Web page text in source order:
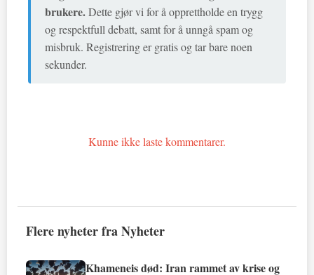
brukere.Dette gjør vi for å opprettholde en trygg
og respektfull debatt, samt for å unngå spam og
misbruk. Registrering er gratis og tar bare noen
sekunder.
Kunne ikke laste kommentarer.
Flere nyheter fra Nyheter
Khameneis død: Iran rammet av krise og